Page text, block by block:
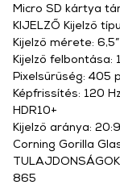
Micro SD kártya
KIJELZŐ Kijelző
Kijelző mérete: 6,5”
Kijelző felbontása:
Pixelsűrűség: 405
Képfrissítés: 120 Hz
HDR10+
Kijelző aránya: 20:9
Corning Gorilla
865